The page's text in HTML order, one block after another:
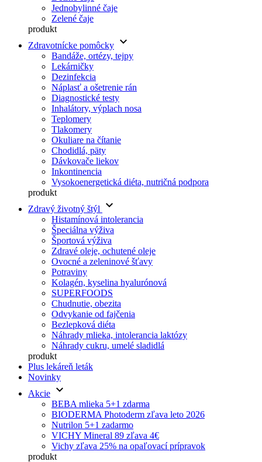
Jednobylinné čaje
Zelené čaje
produkt
Zdravotnícke pomôcky keyboard_arrow_down
Bandáže, ortézy, tejpy
Lekárničky
Dezinfekcia
Náplasť a ošetrenie rán
Diagnostické testy
Inhalátory, výplach nosa
Teplomery
Tlakomery
Okuliare na čítanie
Chodidlá, päty
Dávkovače liekov
Inkontinencia
Vysokoenergetická diéta, nutričná podpora
produkt
Zdravý životný štýl
keyboard_arrow_down
Histamínová intolerancia
Špeciálna výživa
Športová výživa
Zdravé oleje, ochutené oleje
Ovocné a zeleninové šťavy
Potraviny
Kolagén, kyselina hyalurónová
SUPERFOODS
Chudnutie, obezita
Odvykanie od fajčenia
Bezlepková diéta
Náhrady mlieka, intolerancia laktózy
Náhrady cukru, umelé sladidlá
produkt
Plus lekáreň leták
Novinky
Akcie keyboard_arrow_down
BEBA mlieka 5+1 zdarma
BIODERMA Photoderm zľava leto 2026
Nutrilon 5+1 zadarmo
VICHY Mineral 89 zľava 4€
Vichy zľava 25% na opaľovací prípravok
produkt